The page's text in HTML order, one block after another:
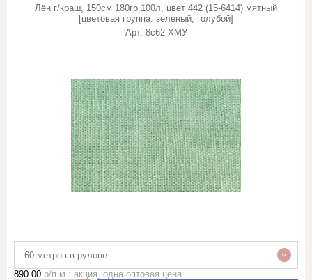
Лён г/краш, 150см 180гр 100л, цвет 442 (15-6414) мятный
[цветовая группа: зеленый, голубой]
Арт. 8с62 ХМУ
60 метров в рулоне
890.00 р/п.м.: акция, одна оптовая цена